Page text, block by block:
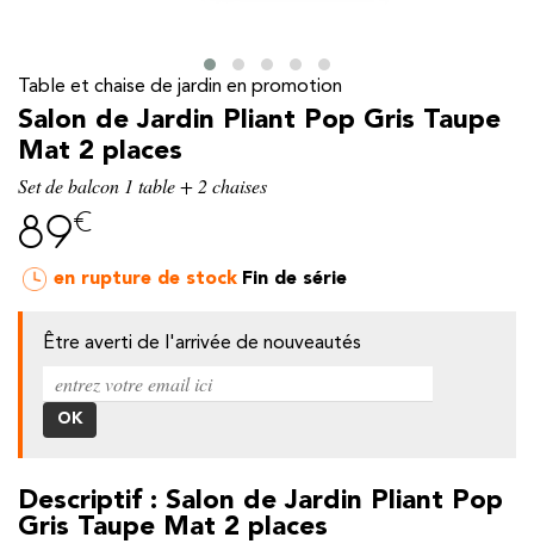
Table et chaise de jardin en promotion
Salon de Jardin Pliant Pop Gris Taupe
Mat 2 places
Set de balcon 1 table + 2 chaises
89€
en rupture de stock Fin de série
Être averti de l'arrivée de nouveautés
Descriptif : Salon de Jardin Pliant Pop
Gris Taupe Mat 2 places